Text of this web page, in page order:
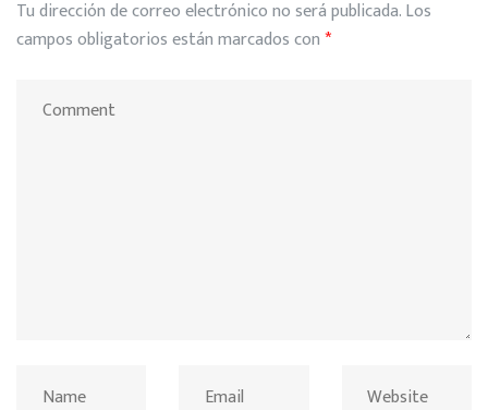
Tu dirección de correo electrónico no será publicada.Los
campos obligatorios están marcados con*